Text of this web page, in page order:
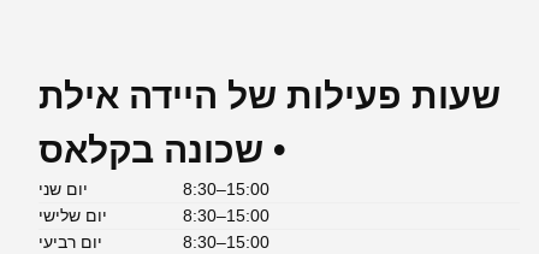
שעות פעילות של היידה אילת
• שכונה בקלאס
יום שני
8:30–15:00
יום שלישי
8:30–15:00
יום רביעי
8:30–15:00